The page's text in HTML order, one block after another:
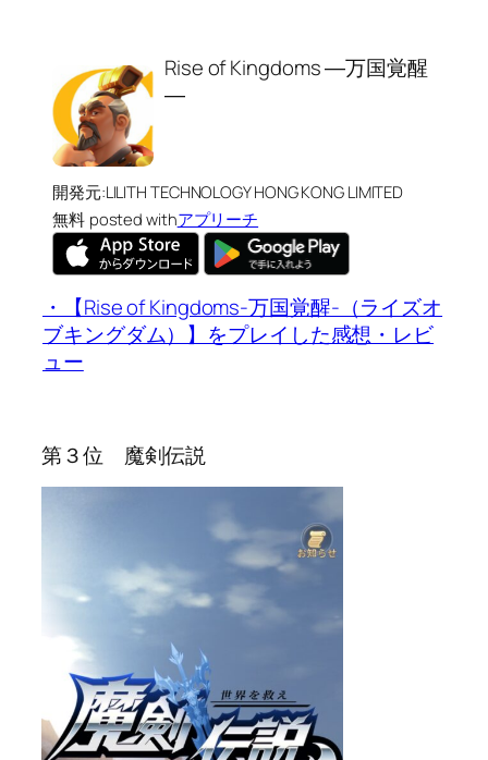
Rise of Kingdoms ―万国覚醒
―
開発元:LILITH TECHNOLOGY HONG KONG LIMITED
無料 posted withアプリーチ
・【Rise of Kingdoms-万国覚醒-（ライズオ
ブキングダム）】をプレイした感想・レビ
ュー
第３位 魔剣伝説